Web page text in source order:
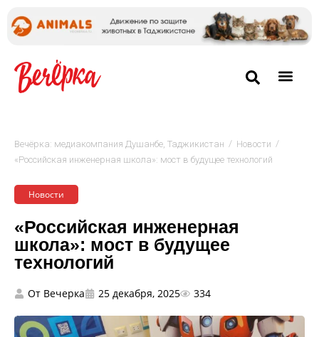
Вечёрка: медиакомпания Душанбе, Таджикистан / Новости /
«Российская инженерная школа»: мост в будущее технологий
Новости
«Российская инженерная
школа»: мост в будущее
технологий
От Вечерка 25 декабря, 2025 334